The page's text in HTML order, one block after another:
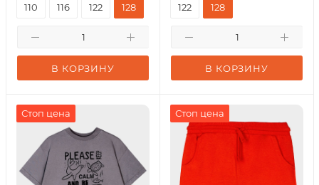
В КОРЗИНУ
110 116 122 128
В КОРЗИНУ
122 128
Стоп цена Стоп цена